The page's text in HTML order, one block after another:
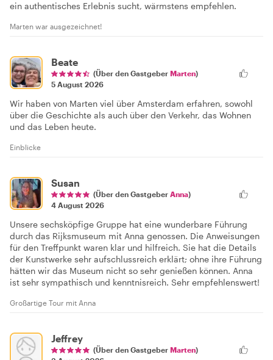
ein authentisches Erlebnis sucht, wärmstens empfehlen.
Marten war ausgezeichnet!
Beate
(Über den Gastgeber Marten)
5 August 2026
Wir haben von Marten viel über Amsterdam erfahren, sowohl
über die Geschichte als auch über den Verkehr, das Wohnen
und das Leben heute.
Einblicke
Susan
(Über den Gastgeber Anna)
4 August 2026
Unsere sechsköpfige Gruppe hat eine wunderbare Führung
durch das Rijksmuseum mit Anna genossen. Die Anweisungen
für den Treffpunkt waren klar und hilfreich. Sie hat die Details
der Kunstwerke sehr aufschlussreich erklärt; ohne ihre Führung
hätten wir das Museum nicht so sehr genießen können. Anna
ist sehr sympathisch und kenntnisreich. Sehr empfehlenswert!
Großartige Tour mit Anna
Jeffrey
(Über den Gastgeber Marten)